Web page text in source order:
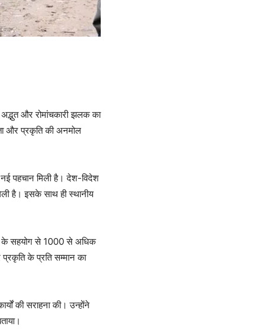
और रोमांचकारी झलक का
और प्रकृति की अनमोल
पहचान मिली है। देश-विदेश
है। इसके साथ ही स्थानीय
के सहयोग से 1000 से अधिक
प्रकृति के प्रति सम्मान का
की सराहना की। उन्होंने